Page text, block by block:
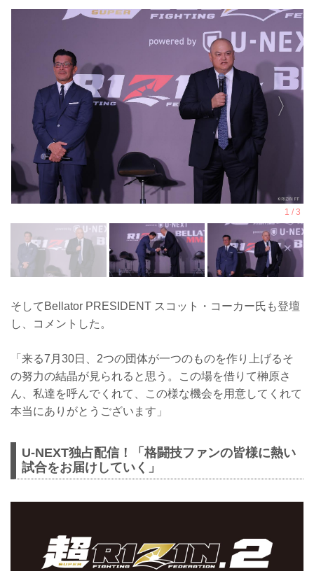
そしてBellator PRESIDENT スコット・コーカー氏も登壇
し、コメントした。
「来る7月30日、2つの団体が一つのものを作り上げるそ
の努力の結晶が見られると思う。この場を借りて榊原さ
ん、私達を呼んでくれて、この様な機会を用意してくれて
本当にありがとうございます」
U-NEXT独占配信！「格闘技ファンの皆様に熱い
試合をお届けしていく」